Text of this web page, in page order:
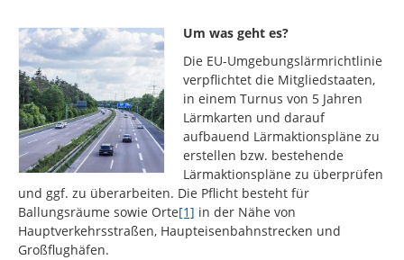
Um was geht es?
Die EU-Umgebungslärmrichtlinie
verpflichtet die Mitgliedstaaten,
in einem Turnus von 5 Jahren
Lärmkarten und darauf
aufbauend Lärmaktionspläne zu
erstellen bzw. bestehende
Lärmaktionspläne zu überprüfen
und ggf. zu überarbeiten. Die Pflicht besteht für
Ballungsräume sowie Orte[1] in der Nähe von
Hauptverkehrsstraßen, Haupteisenbahnstrecken und
Großflughäfen.